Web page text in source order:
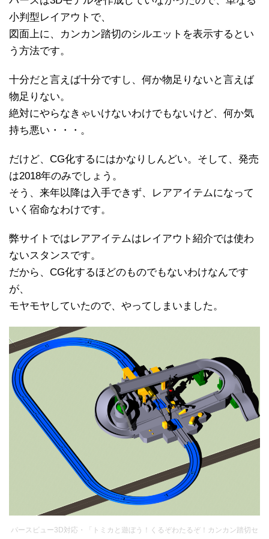
小判型レイアウトで、
図面上に、カンカン踏切のシルエットを表示するとい
う方法です。
十分だと言えば十分ですし、何か物足りないと言えば
物足りない。
絶対にやらなきゃいけないわけでもないけど、何か気
持ち悪い・・・。
だけど、CG化するにはかなりしんどい。そして、発売
は2018年のみでしょう。
そう、来年以降は入手できず、レアアイテムになって
いく宿命なわけです。
弊サイトではレアアイテムはレイアウト紹介では使わ
ないスタンスです。
だから、CG化するほどのものでもないわけなんです
が、
モヤモヤしていたので、やってしまいました。
パースビュー3D対応・「トミカと遊ぼう！くるぞわたるぞ！カンカン踏切セ